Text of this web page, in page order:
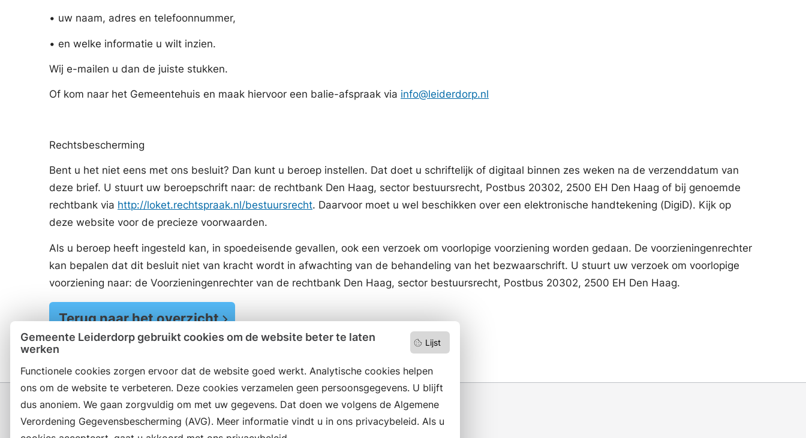
Lijst
Gemeente Leiderdorp gebruikt cookies om de website beter te laten
werken
Functionele cookies zorgen ervoor dat de website goed werkt. Analytische cookies helpen
ons om de website te verbeteren. Deze cookies verzamelen geen persoonsgegevens. U blijft
dus anoniem. We gaan zorgvuldig om met uw gegevens. Dat doen we volgens de Algemene
Verordening Gegevensbescherming (AVG). Meer informatie vindt u in ons privacybeleid. Als u
• uw naam, adres en telefoonnummer,
• en welke informatie u wilt inzien.
Wij e-mailen u dan de juiste stukken.
Of kom naar het Gemeentehuis en maak hiervoor een balie-afspraak via info@leiderdorp.nl
Rechtsbescherming
Bent u het niet eens met ons besluit? Dan kunt u beroep instellen. Dat doet u schriftelijk of digitaal binnen zes weken na de verzenddatum van
deze brief. U stuurt uw beroepschrift naar: de rechtbank Den Haag, sector bestuursrecht, Postbus 20302, 2500 EH Den Haag of bij genoemde
rechtbank via http://loket.rechtspraak.nl/bestuursrecht. Daarvoor moet u wel beschikken over een elektronische handtekening (DigiD). Kijk op
deze website voor de precieze voorwaarden.
Als u beroep heeft ingesteld kan, in spoedeisende gevallen, ook een verzoek om voorlopige voorziening worden gedaan. De voorzieningenrechter
kan bepalen dat dit besluit niet van kracht wordt in afwachting van de behandeling van het bezwaarschrift. U stuurt uw verzoek om voorlopige
voorziening naar: de Voorzieningenrechter van de rechtbank Den Haag, sector bestuursrecht, Postbus 20302, 2500 EH Den Haag.
Terug naar het overzicht